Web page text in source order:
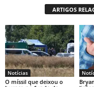
ARTIGOS
Notícias
O míssil que deixou o